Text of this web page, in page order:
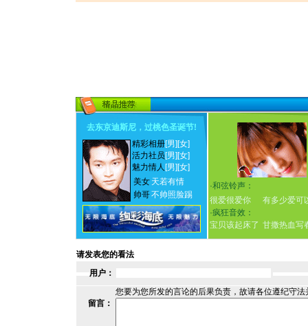
去东京迪斯尼，过桃色圣诞节!
精彩相册[男] [女]
活力社员 [男] [女]
魅力情人 [男] [女]
美女 天若有情
帅哥不帅照脸踢
·和弦铃声：
很爱很爱你
有多少爱可
·疯狂音效：
宝贝该起床了 甘撒热血写
请发表您的看法
用户：
您要为您所发的言论的后果负责，故请各位遵纪守
留言：